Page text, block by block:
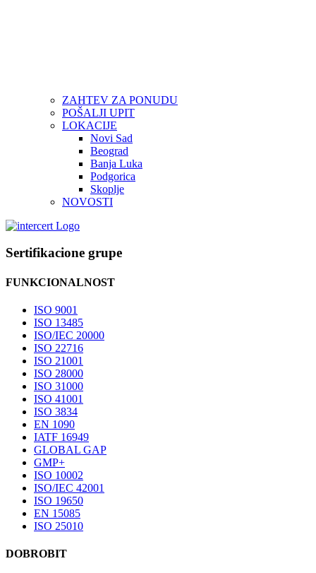
ZAHTEV ZA PONUDU
POŠALJI UPIT
LOKACIJE
Novi Sad
Beograd
Banja Luka
Podgorica
Skoplje
NOVOSTI
Sertifikacione grupe
FUNKCIONALNOST
ISO 9001
ISO 13485
ISO/IEC 20000
ISO 22716
ISO 21001
ISO 28000
ISO 31000
ISO 41001
ISO 3834
EN 1090
IATF 16949
GLOBAL GAP
GMP+
ISO 10002
ISO/IEC 42001
ISO 19650
EN 15085
ISO 25010
DOBROBIT